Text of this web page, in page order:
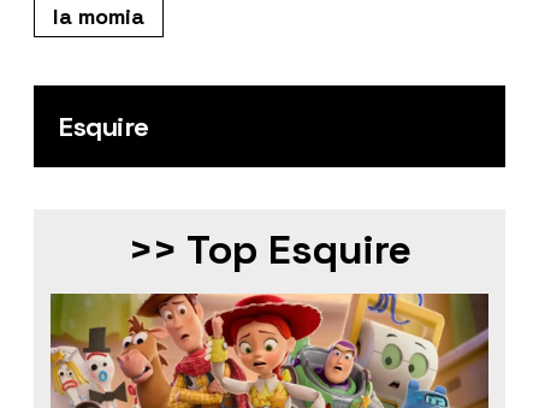
la momia
Esquire
>> Top Esquire